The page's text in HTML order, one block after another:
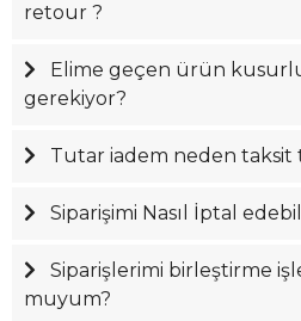
retour ?
Elime geçen ürün
gerekiyor?
Tutar iadem neden taksit
Siparişimi Nasıl İptal
Siparişlerimi birleştirme
muyum?